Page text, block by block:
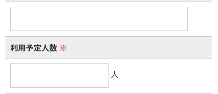
利用予定人数 ※
人